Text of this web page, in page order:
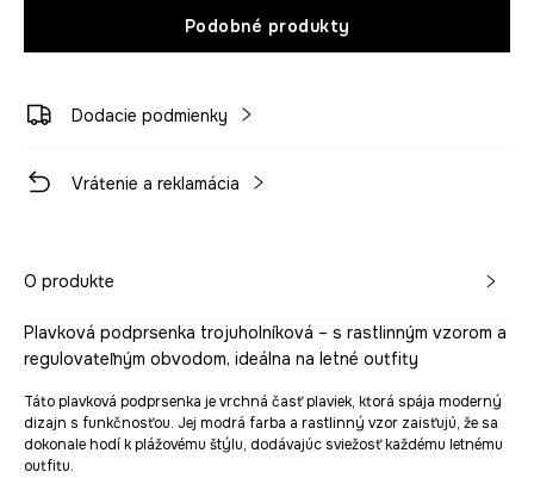
Podobné produkty
Dodacie podmienky
Vrátenie a reklamácia
O produkte
Plavková podprsenka trojuholníková – s rastlinným vzorom a
regulovateľným obvodom, ideálna na letné outfity
Táto plavková podprsenka je vrchná časť plaviek, ktorá spája moderný
dizajn s funkčnosťou. Jej modrá farba a rastlinný vzor zaisťujú, že sa
dokonale hodí k plážovému štýlu, dodávajúc sviežosť každému letnému
outfitu.